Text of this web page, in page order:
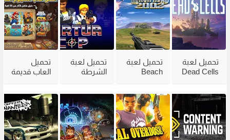
تحميل لعبة
Dead Cells
الاضافات
تحميل لعبة
Beach
من ميديا
فاير
تحميل لعبة
الشرطة
من ميديا
فاير
تحميل
العاب قديمة
الضعيفة
برابط مباشر